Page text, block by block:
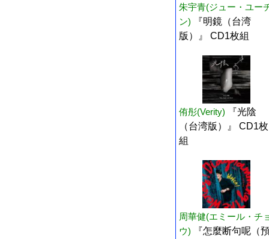
朱宇青(ジュー・ユー
ン)
『明鏡（台湾
版）』 CD1枚組
侑彤(Verity)
『光陰
（台湾版）』 CD1枚
組
周華健(エミール・チ
ウ)
『怎麼断句呢（